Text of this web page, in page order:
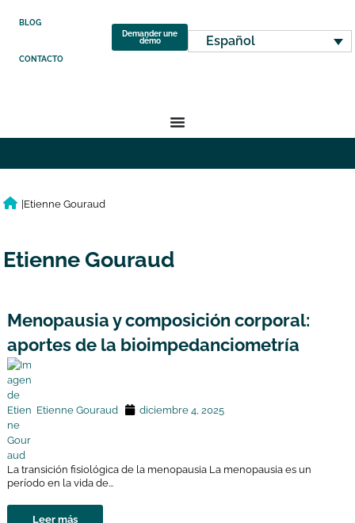
BLOG
CONTACTO
Demander une
démo
Español
Etienne Gouraud
Etienne Gouraud
Menopausia y composición corporal:
aportes de la bioimpedanciometría
Etienne Gouraud diciembre 4, 2025
La transición fisiológica de la menopausia La menopausia es un
período en la vida de...
Leer más